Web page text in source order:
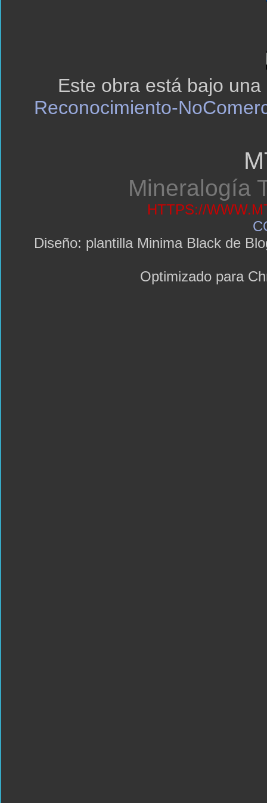
Este obra está bajo una
Reconocimiento-
Mineralogía
HTTPS://
Diseño: plantilla Minima Black de
Optimizado para